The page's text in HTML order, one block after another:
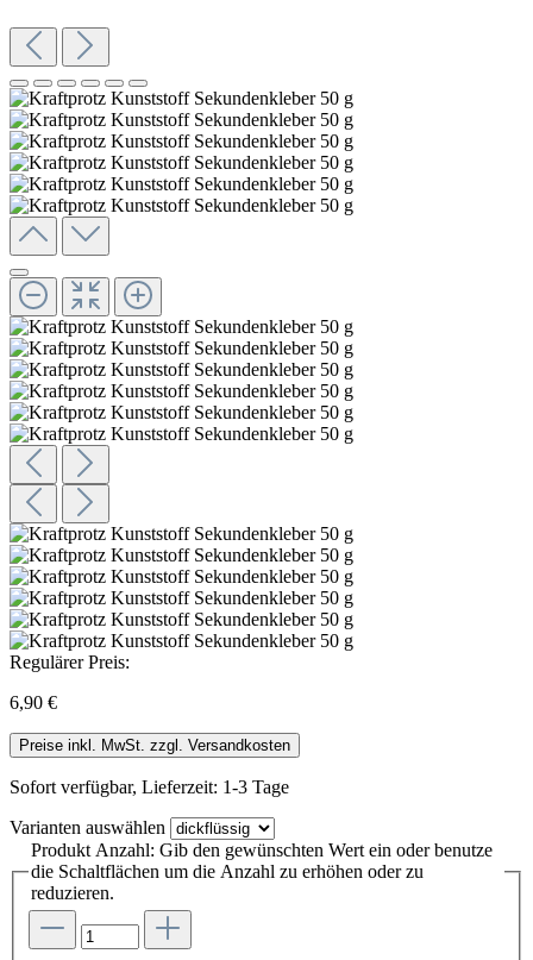
Regulärer Preis:
6,90 €
Preise inkl. MwSt. zzgl. Versandkosten
Sofort verfügbar, Lieferzeit: 1-3 Tage
Varianten auswählen
Produkt Anzahl: Gib den gewünschten Wert ein oder benutze
die Schaltflächen um die Anzahl zu erhöhen oder zu
reduzieren.